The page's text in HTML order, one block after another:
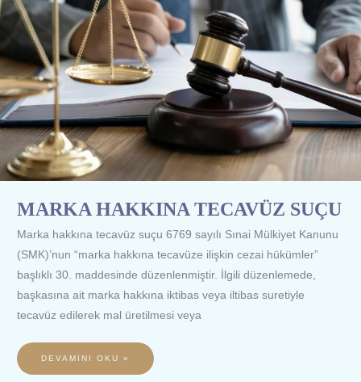
MARKA HAKKINA TECAVÜZ SUÇU
Marka hakkına tecavüz suçu 6769 sayılı Sınai Mülkiyet Kanunu
(SMK)’nun “marka hakkına tecavüze ilişkin cezai hükümler”
başlıklı 30. maddesinde düzenlenmiştir. İlgili düzenlemede,
başkasına ait marka hakkına iktibas veya iltibas suretiyle
tecavüz edilerek mal üretilmesi veya
DEVAMINI OKU »